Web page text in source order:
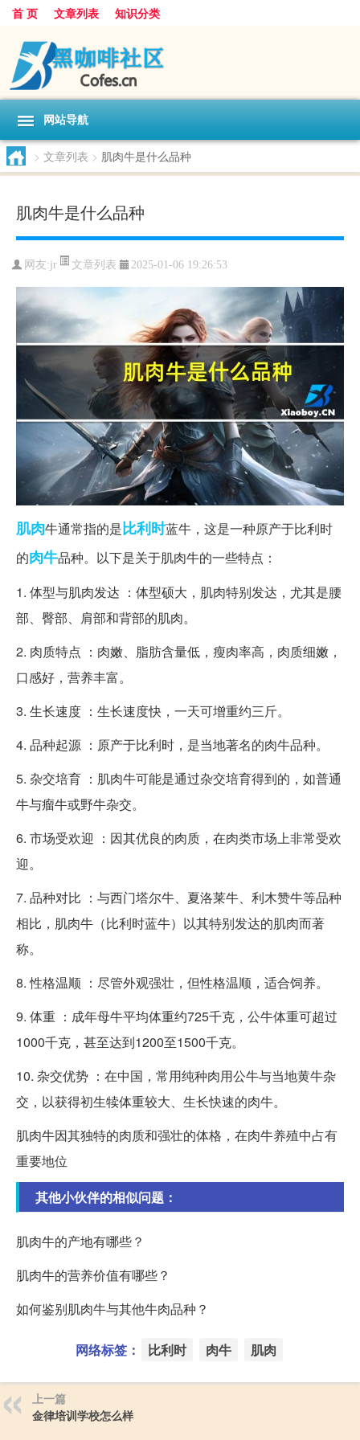
首 页 文章列表 知识分类
网站导航
> 文章列表 > 肌肉牛是什么品种
肌肉牛是什么品种
网友:jr 文章列表 2025-01-06 19:26:53
肌肉牛通常指的是比利时蓝牛，这是一种原产于比利时
的肉牛品种。以下是关于肌肉牛的一些特点：
1. 体型与肌肉发达 ：体型硕大，肌肉特别发达，尤其是腰
部、臀部、肩部和背部的肌肉。
2. 肉质特点 ：肉嫩、脂肪含量低，瘦肉率高，肉质细嫩，
口感好，营养丰富。
3. 生长速度 ：生长速度快，一天可增重约三斤。
4. 品种起源 ：原产于比利时，是当地著名的肉牛品种。
5. 杂交培育 ：肌肉牛可能是通过杂交培育得到的，如普通
牛与瘤牛或野牛杂交。
6. 市场受欢迎 ：因其优良的肉质，在肉类市场上非常受欢
迎。
7. 品种对比 ：与西门塔尔牛、夏洛莱牛、利木赞牛等品种
相比，肌肉牛（比利时蓝牛）以其特别发达的肌肉而著
称。
8. 性格温顺 ：尽管外观强壮，但性格温顺，适合饲养。
9. 体重 ：成年母牛平均体重约725千克，公牛体重可超过
1000千克，甚至达到1200至1500千克。
10. 杂交优势 ：在中国，常用纯种肉用公牛与当地黄牛杂
交，以获得初生犊体重较大、生长快速的肉牛。
肌肉牛因其独特的肉质和强壮的体格，在肉牛养殖中占有
重要地位
其他小伙伴的相似问题：
肌肉牛的产地有哪些？
肌肉牛的营养价值有哪些？
如何鉴别肌肉牛与其他牛肉品种？
网络标签： 比利时 肉牛 肌肉
上一篇
金律培训学校怎么样